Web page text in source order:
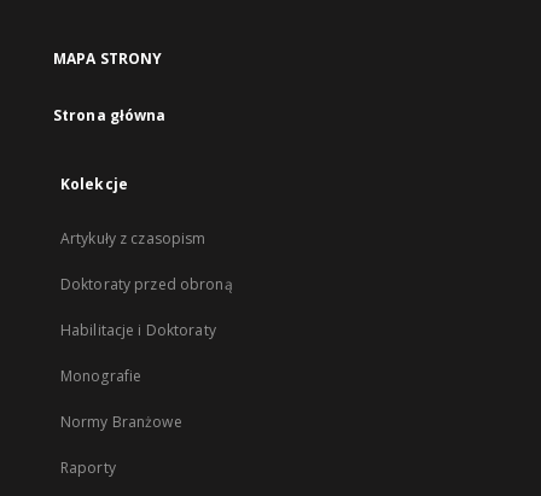
MAPA STRONY
Strona główna
Kolekcje
Artykuły z czasopism
Doktoraty przed obroną
Habilitacje i Doktoraty
Monografie
Normy Branżowe
Raporty